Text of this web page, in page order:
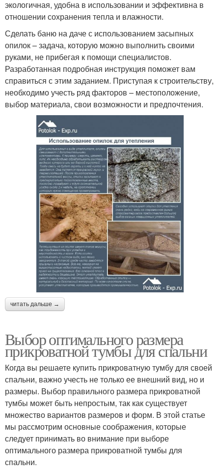
экологичная, удобна в использовании и эффективна в
отношении сохранения тепла и влажности.
Сделать баню на даче с использованием засыпных
опилок – задача, которую можно выполнить своими
руками, не прибегая к помощи специалистов.
Разработанная подробная инструкция поможет вам
справиться с этим заданием. Приступая к строительству,
необходимо учесть ряд факторов – местоположение,
выбор материала, свои возможности и предпочтения.
читать дальше →
Выбор оптимального размера
прикроватной тумбы для спальни
Когда вы решаете купить прикроватную тумбу для своей
спальни, важно учесть не только ее внешний вид, но и
размеры. Выбор правильного размера прикроватной
тумбы может быть непростым, так как существует
множество вариантов размеров и форм. В этой статье
мы рассмотрим основные соображения, которые
следует принимать во внимание при выборе
оптимального размера прикроватной тумбы для
спальни.